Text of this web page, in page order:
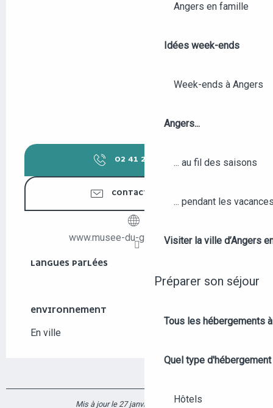
Angers en famille
Idées week-ends
Week-ends à Angers
Angers...
... au fil des saisons
... pendant les
Visiter la ville d’Angers
Préparer son séjour
Tous les hébergements
Quel type d'hébergement
Hôtels
02 41 24 83
CONTACTEZ-NOUS
www.musee-du-genie-angers.fr
LANGUES PARLÉES
LANGUES PARLÉES
ENVIRONNEMENT
ENVIRONNEMENT
En ville
Mis à jour le 27 janvier 2026 à 15:48